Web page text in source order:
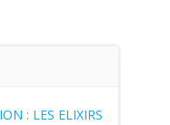
: LES ELIXIRS